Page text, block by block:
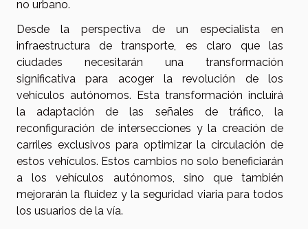
no urbano.
Desde la perspectiva de un especialista en
infraestructura de transporte, es claro que las
ciudades necesitarán una transformación
significativa para acoger la revolución de los
vehículos autónomos. Esta transformación incluirá
la adaptación de las señales de tráfico, la
reconfiguración de intersecciones y la creación de
carriles exclusivos para optimizar la circulación de
estos vehículos. Estos cambios no solo beneficiarán
a los vehículos autónomos, sino que también
mejorarán la fluidez y la seguridad viaria para todos
los usuarios de la vía.